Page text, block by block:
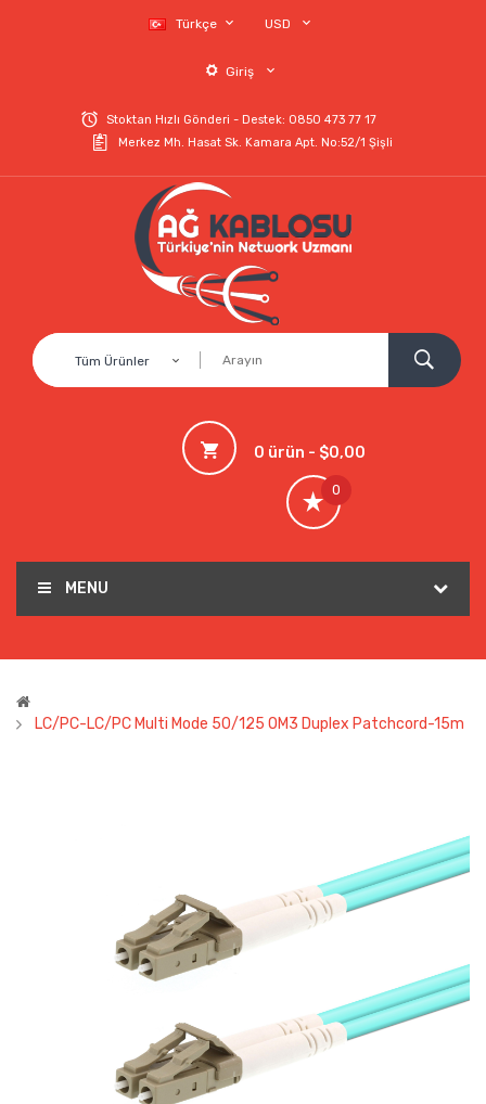
Türkçe USD
Giriş
Stoktan Hızlı Gönderi - Destek: 0850 473 77 17
Merkez Mh. Hasat Sk. Kamara Apt. No:52/1 Şişli
Tüm Ürünler
0 ürün - $0,00
0
MENU
LC/PC-LC/PC Multi Mode 50/125 OM3 Duplex Patchcord-15m